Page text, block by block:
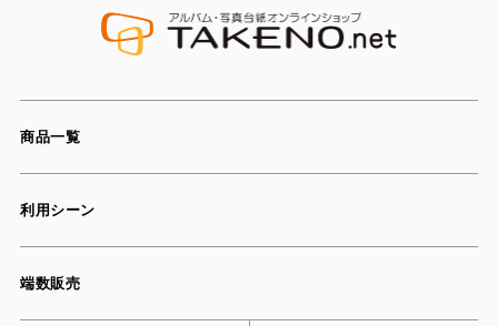
商品一覧
利用シーン
端数販売